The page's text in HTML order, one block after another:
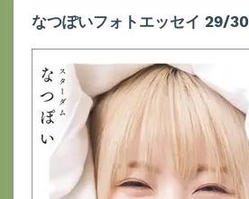
なつぽいフォトエッセイ 29/30